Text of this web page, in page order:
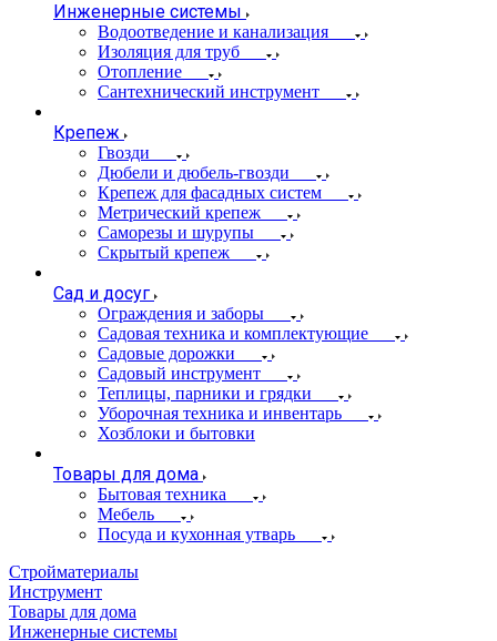
Инженерные системы
Водоотведение и канализация
Изоляция для труб
Отопление
Сантехнический инструмент
Крепеж
Гвозди
Дюбели и дюбель-гвозди
Крепеж для фасадных систем
Метрический крепеж
Саморезы и шурупы
Скрытый крепеж
Сад и досуг
Ограждения и заборы
Садовая техника и комплектующие
Садовые дорожки
Садовый инструмент
Теплицы, парники и грядки
Уборочная техника и инвентарь
Хозблоки и бытовки
Товары для дома
Бытовая техника
Мебель
Посуда и кухонная утварь
Стройматериалы
Инструмент
Товары для дома
Инженерные системы